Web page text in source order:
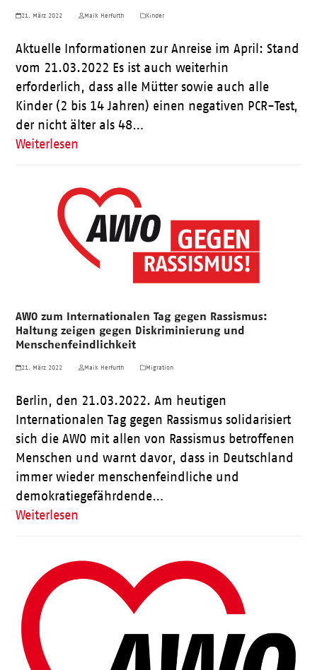
21. März 2022 Maik Herfurth Kinder
Aktuelle Informationen zur Anreise im April: Stand
vom 21.03.2022 Es ist auch weiterhin
erforderlich, dass alle Mütter sowie auch alle
Kinder (2 bis 14 Jahren) einen negativen PCR-Test,
der nicht älter als 48…
Weiterlesen
AWO zum Internationalen Tag gegen Rassismus:
Haltung zeigen gegen Diskriminierung und
Menschenfeindlichkeit
21. März 2022 Maik Herfurth Migration
Berlin, den 21.03.2022. Am heutigen
Internationalen Tag gegen Rassismus solidarisiert
sich die AWO mit allen von Rassismus betroffenen
Menschen und warnt davor, dass in Deutschland
immer wieder menschenfeindliche und
demokratiegefährdende…
Weiterlesen